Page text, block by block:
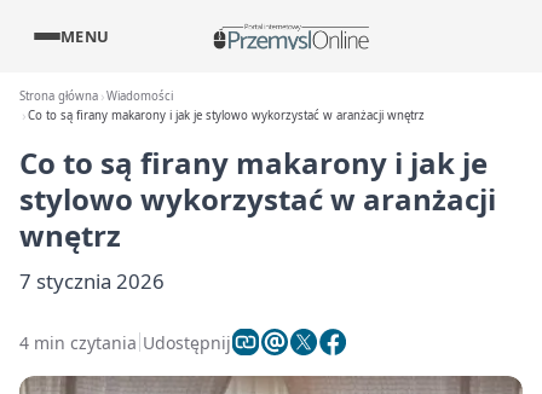
MENU
Strona główna Wiadomości
Co to są firany makarony i jak je stylowo wykorzystać w aranżacji wnętrz
Co to są firany makarony i jak je
stylowo wykorzystać w aranżacji
wnętrz
7 stycznia 2026
4 min czytania Udostępnij